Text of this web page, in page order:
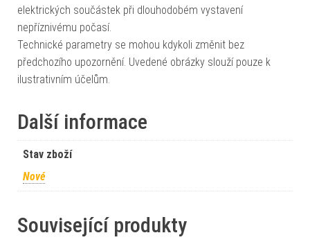
elektrických součástek při dlouhodobém vystavení
nepříznivému počasí.
Technické parametry se mohou kdykoli změnit bez
předchozího upozornění. Uvedené obrázky slouží pouze k
ilustrativním účelům.
Další informace
Stav zboží
Nové
Související produkty